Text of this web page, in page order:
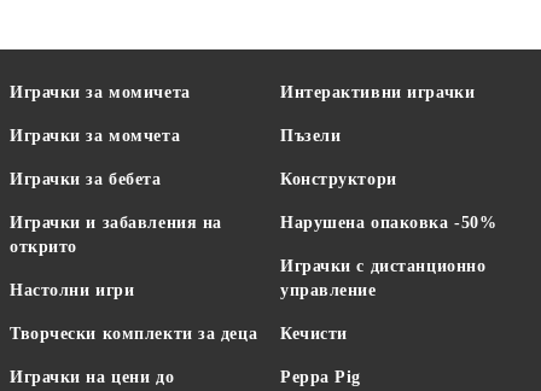
Играчки за момичета
Играчки за момчета
Играчки за бебета
Играчки и забавления на
открито
Настолни игри
Творчески комплекти за деца
Играчки на цени до
Интерактивни играчки
Пъзели
Конструктори
Нарушена опаковка -50%
Играчки с дистанционно
управление
Кечисти
Peppa Pig